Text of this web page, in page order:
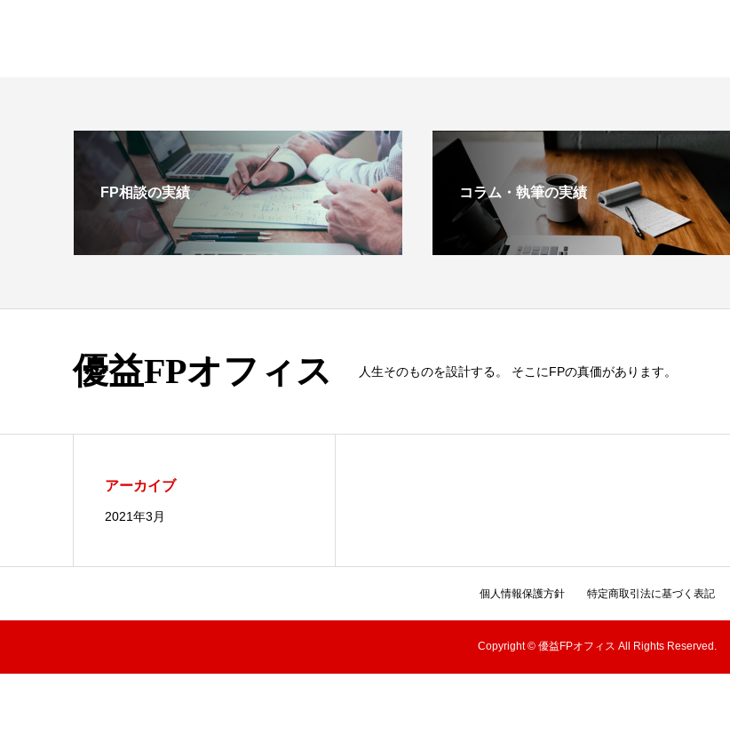
FP相談の実績 コラム・執筆の実績
優益FPオフィス 人生そのものを設計する。 そこにFPの真価があります。
アーカイブ
2021年3月
個人情報保護方針 特定商取引法に基づく表記
Copyright © 優益FPオフィス All Rights Reserved.